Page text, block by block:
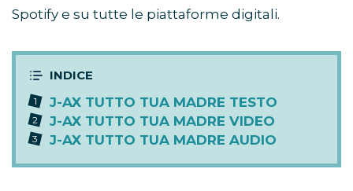
Spotify e su tutte le piattaforme digitali.
J-AX TUTTO TUA MADRE TESTO
J-AX TUTTO TUA MADRE VIDEO
J-AX TUTTO TUA MADRE AUDIO